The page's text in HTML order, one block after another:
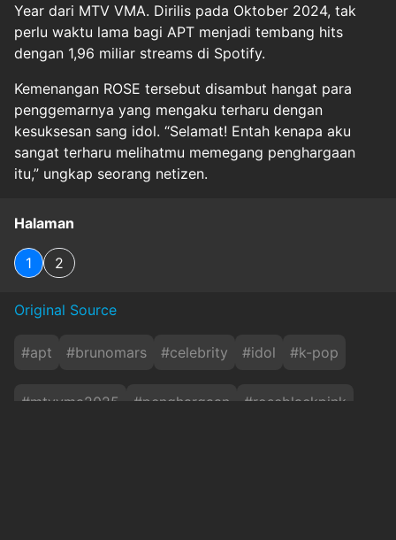
Year dari MTV VMA. Dirilis pada Oktober 2024, tak
perlu waktu lama bagi APT menjadi tembang hits
dengan 1,96 miliar streams di Spotify.
Kemenangan ROSE tersebut disambut hangat para
penggemarnya yang mengaku terharu dengan
kesuksesan sang idol. “Selamat! Entah kenapa aku
sangat terharu melihatmu memegang penghargaan
itu,” ungkap seorang netizen.
Halaman
1 2
Original Source
#apt #brunomars #celebrity #idol #k-pop
#mtvvma2025 #penghargaan #roseblackpink